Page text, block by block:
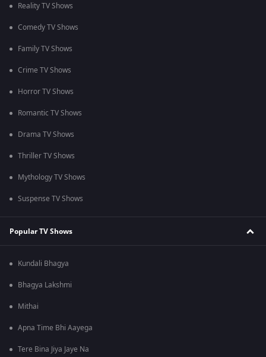
Reality TV Shows
Comedy TV Shows
Family TV Shows
Crime TV Shows
Horror TV Shows
Romantic TV Shows
Drama TV Shows
Thriller TV Shows
Mythology TV Shows
Suspense TV Shows
Popular TV Shows
Kundali Bhagya
Bhagya Lakshmi
Mithai
Apna Time Bhi Aayega
Tere Bina Jiya Jaye Na